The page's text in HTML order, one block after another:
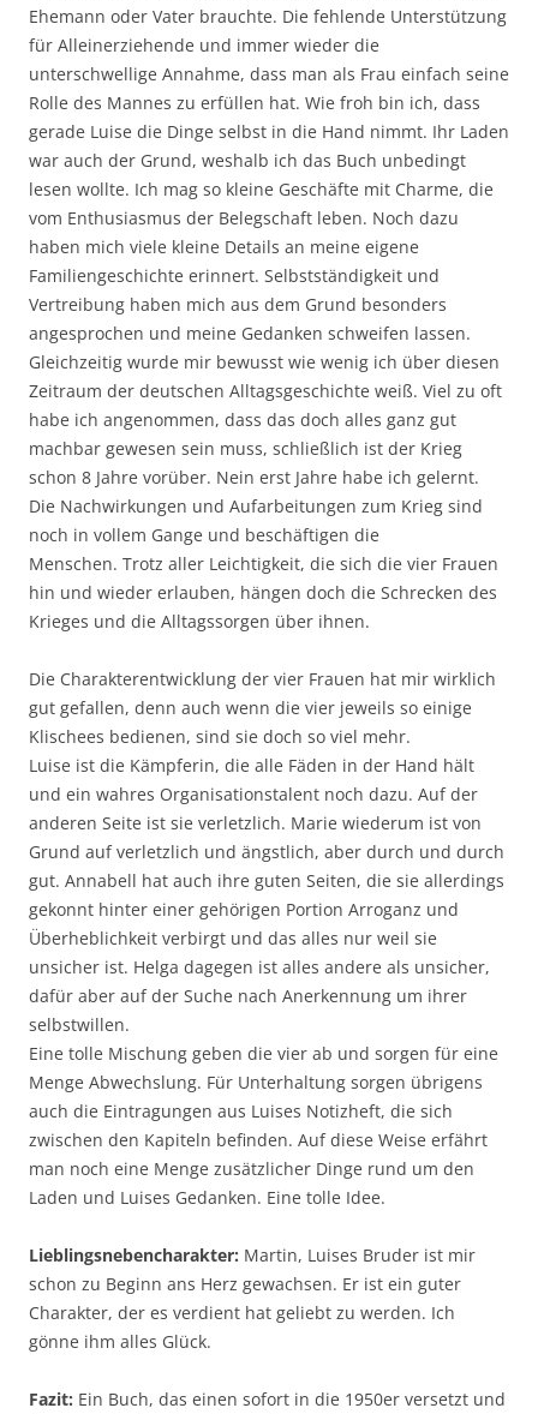
Ehemann oder Vater brauchte. Die fehlende Unterstützung
für Alleinerziehende und immer wieder die
unterschwellige Annahme, dass man als Frau einfach seine
Rolle des Mannes zu erfüllen hat. Wie froh bin ich, dass
gerade Luise die Dinge selbst in die Hand nimmt. Ihr Laden
war auch der Grund, weshalb ich das Buch unbedingt
lesen wollte. Ich mag so kleine Geschäfte mit Charme, die
vom Enthusiasmus der Belegschaft leben. Noch dazu
haben mich viele kleine Details an meine eigene
Familiengeschichte erinnert. Selbstständigkeit und
Vertreibung haben mich aus dem Grund besonders
angesprochen und meine Gedanken schweifen lassen.
Gleichzeitig wurde mir bewusst wie wenig ich über diesen
Zeitraum der deutschen Alltagsgeschichte weiß. Viel zu oft
habe ich angenommen, dass das doch alles ganz gut
machbar gewesen sein muss, schließlich ist der Krieg
schon 8 Jahre vorüber. Nein erst Jahre habe ich gelernt.
Die Nachwirkungen und Aufarbeitungen zum Krieg sind
noch in vollem Gange und beschäftigen die
Menschen. Trotz aller Leichtigkeit, die sich die vier Frauen
hin und wieder erlauben, hängen doch die Schrecken des
Krieges und die Alltagssorgen über ihnen.
Die Charakterentwicklung der vier Frauen hat mir wirklich
gut gefallen, denn auch wenn die vier jeweils so einige
Klischees bedienen, sind sie doch so viel mehr.
Luise ist die Kämpferin, die alle Fäden in der Hand hält
und ein wahres Organisationstalent noch dazu. Auf der
anderen Seite ist sie verletzlich. Marie wiederum ist von
Grund auf verletzlich und ängstlich, aber durch und durch
gut. Annabell hat auch ihre guten Seiten, die sie allerdings
gekonnt hinter einer gehörigen Portion Arroganz und
Überheblichkeit verbirgt und das alles nur weil sie
unsicher ist. Helga dagegen ist alles andere als unsicher,
dafür aber auf der Suche nach Anerkennung um ihrer
selbstwillen.
Eine tolle Mischung geben die vier ab und sorgen für eine
Menge Abwechslung. Für Unterhaltung sorgen übrigens
auch die Eintragungen aus Luises Notizheft, die sich
zwischen den Kapiteln befinden. Auf diese Weise erfährt
man noch eine Menge zusätzlicher Dinge rund um den
Laden und Luises Gedanken. Eine tolle Idee.
Lieblingsnebencharakter: Martin, Luises Bruder ist mir
schon zu Beginn ans Herz gewachsen. Er ist ein guter
Charakter, der es verdient hat geliebt zu werden. Ich
gönne ihm alles Glück.
Fazit: Ein Buch, das einen sofort in die 1950er versetzt und